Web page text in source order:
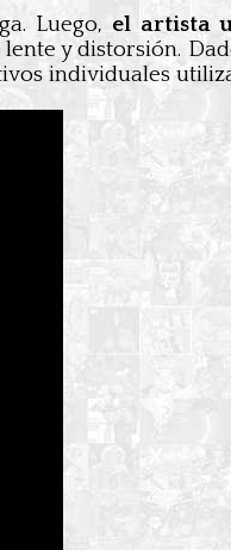
Luego, el artista
y distorsión.
individuales